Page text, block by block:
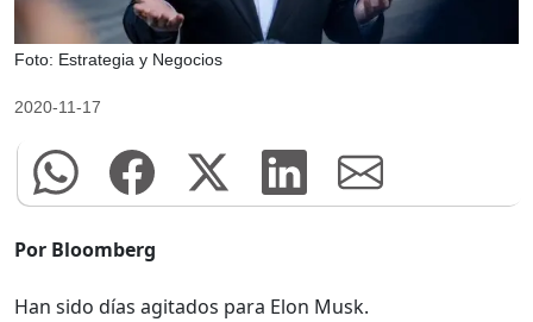
Foto: Estrategia y Negocios
2020-11-17
Por Bloomberg
Han sido días agitados para Elon Musk.